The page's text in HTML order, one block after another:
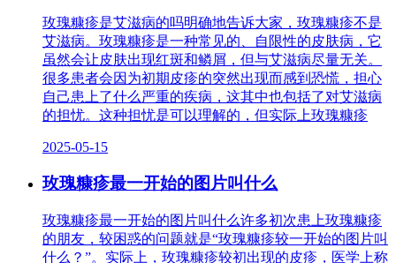
玫瑰糠疹是艾滋病的吗明确地告诉大家，玫瑰糠疹不是
艾滋病。玫瑰糠疹是一种常见的、自限性的皮肤病，它
虽然会让皮肤出现红斑和鳞屑，但与艾滋病尽量无关。
很多患者会因为初期皮疹的突然出现而感到恐慌，担心
自己患上了什么严重的疾病，这其中也包括了对艾滋病
的担忧。这种担忧是可以理解的，但实际上玫瑰糠疹
2025-05-15
玫瑰糠疹最一开始的图片叫什么
玫瑰糠疹最一开始的图片叫什么许多初次患上玫瑰糠疹
的朋友，较困惑的问题就是“玫瑰糠疹较一开始的图片叫
什么？”。实际上，玫瑰糠疹较初出现的皮疹，医学上称